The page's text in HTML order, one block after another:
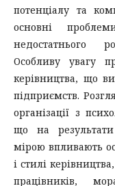
потенціалу та
основні
недостатнього
Особливу увагу
керівництва, що
підприємств.
організації з
що на результати
мірою впливають
і стилі
працівників,